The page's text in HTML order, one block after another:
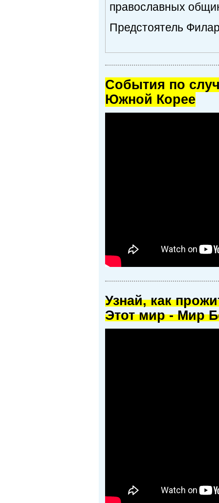
православных
Предстоятель
Cобытия по
Южной Корее
Узнай, как
Этот мир - Мир